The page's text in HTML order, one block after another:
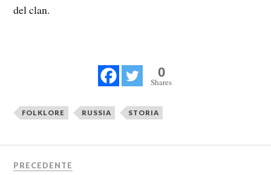
del clan.
0
Shares
FOLKLORE RUSSIA STORIA
PRECEDENTE